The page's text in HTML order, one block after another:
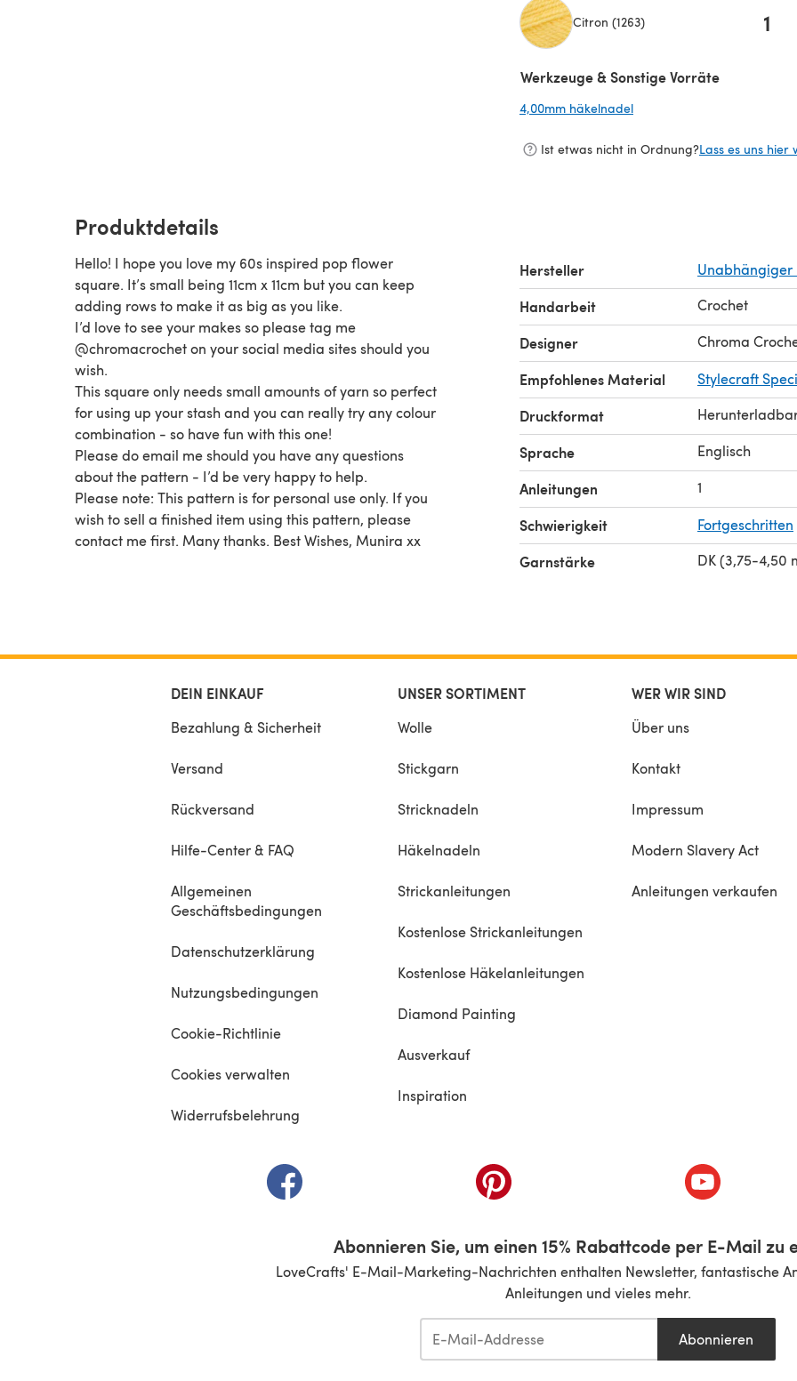
Citron (1263) 1
Werkzeuge & Sonstige Vorräte
4,00mm häkelnadel
Ist etwas nicht in Ordnung?Lass es uns hier
Produktdetails
Hello! I hope you love my 60s inspired pop flower
square. It’s small being 11cm x 11cm but you can keep
adding rows to make it as big as you like.
I’d love to see your makes so please tag me
@chromacrochet on your social media sites should you
wish.
This square only needs small amounts of yarn so perfect
for using up your stash and you can really try any colour
combination - so have fun with this one!
Please do email me should you have any questions
about the pattern - I’d be very happy to help.
Please note: This pattern is for personal use only. If you
wish to sell a finished item using this pattern, please
contact me first. Many thanks. Best Wishes, Munira xx
Hersteller Unabhängiger
Handarbeit Crochet
Designer Chroma
Empfohlenes Material Stylecraft
Druckformat
Sprache Englisch
Anleitungen 1
Schwierigkeit Fortgeschritten
Garnstärke DK (3,75-4,50
DEIN EINKAUF
Bezahlung & Sicherheit
Versand
Rückversand
Hilfe-Center & FAQ
Allgemeinen
Geschäftsbedingungen
Datenschutzerklärung
Nutzungsbedingungen
Cookie-Richtlinie
Cookies verwalten
Widerrufsbelehrung
UNSER SORTIMENT
Wolle
Stickgarn
Stricknadeln
Häkelnadeln
Strickanleitungen
Kostenlose Strickanleitungen
Kostenlose Häkelanleitungen
Diamond Painting
Ausverkauf
Inspiration
WER WIR SIND
Über uns
Kontakt
Impressum
Modern Slavery Act
Anleitungen verkaufen
(öffnet sich in einem neuen Tab)(öffnet sich in einem neuen Tab)(öffnet sich in
Abonnieren Sie, um einen 15% Rabattcode per E-Mail zu
LoveCrafts' E-Mail-Marketing-Nachrichten enthalten Newsletter, fantastische
Anleitungen und vieles mehr.
Abonnieren